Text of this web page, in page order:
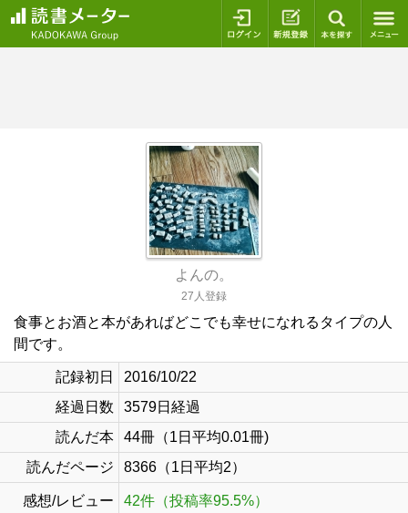
ログイン 新規登録
よんの。
27人登録
食事とお酒と本があればどこでも幸せになれるタイプの人
間です。
記録初日
2016/10/22
経過日数
3579日経過
読んだ本
44冊（1日平均0.01冊)
読んだページ
8366（1日平均2）
感想/レビュー 42件（投稿率95.5%）